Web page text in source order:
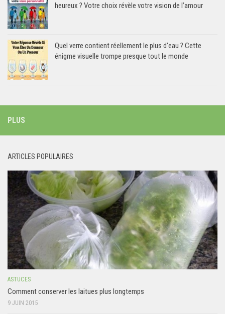
heureux ? Votre choix révèle votre vision de l’amour
Quel verre contient réellement le plus d’eau ? Cette
énigme visuelle trompe presque tout le monde
PLUS
ARTICLES POPULAIRES
ASTUCES
Comment conserver les laitues plus longtemps
9 JUIN 2015